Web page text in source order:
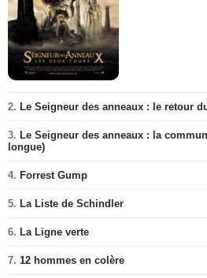
2. Le Seigneur des anneaux : le retour
3. Le Seigneur des anneaux : la
longue)
4. Forrest Gump
5. La Liste de Schindler
6. La Ligne verte
7. 12 hommes en colère